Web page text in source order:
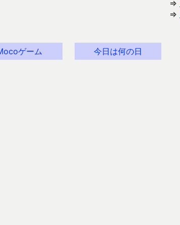
⇒
⇒
ゲーム 今日は何の日